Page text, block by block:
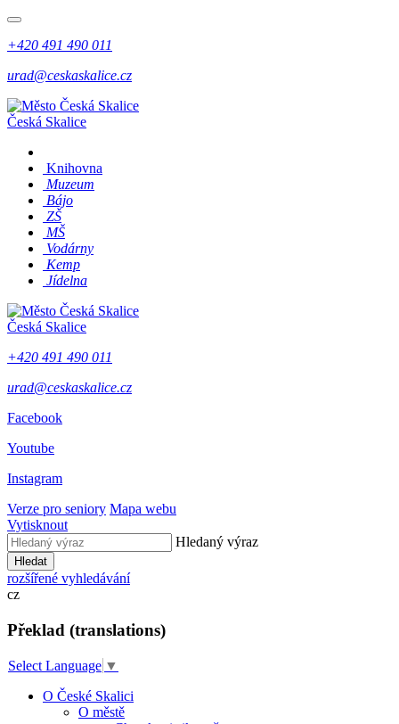
+420 491 490 011
urad@ceskaskalice.cz
Česká Skalice
Knihovna
Muzeum
Bájo
ZŠ
MŠ
Vodárny
Kemp
Jídelna
Česká Skalice
+420 491 490 011
urad@ceskaskalice.cz
Facebook
Youtube
Instagram
Verze pro seniory Mapa webu
Vytisknout
Hledaný výraz
Hledat
rozšířené vyhledávání
cz
Překlad (translations)
Select Language ▼
O České Skalici
O městě